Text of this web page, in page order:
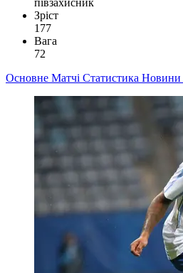
Зріст
177
Вага
72
Основне Матчі Статистика Новини